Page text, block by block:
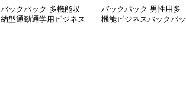
バックパック 多機能収
納型通勤通学用ビジネス
バックパック 男性用多
機能ビジネスバックパッ